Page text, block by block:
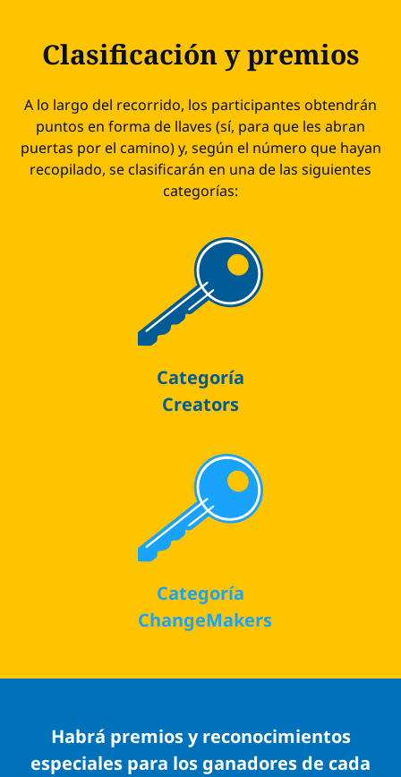
Clasificación y premios
A lo largo del recorrido, los participantes obtendrán
puntos en forma de llaves (sí, para que les abran
puertas por el camino) y, según el número que hayan
recopilado, se clasificarán en una de las siguientes
categorías:
Categoría
Creators
Categoría
ChangeMakers
Habrá premios y reconocimientos
especiales para los ganadores de cada